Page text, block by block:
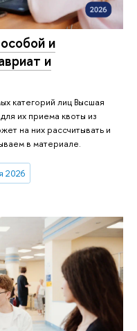
и
и
категорий лиц Высшая
их приема квоты из
на них рассчитывать и
в материале.
2026